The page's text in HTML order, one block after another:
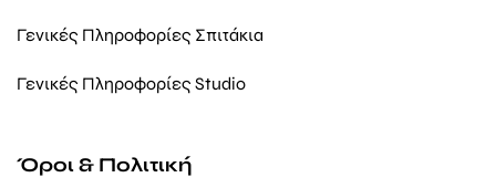
Γενικές Πληροφορίες Σπιτάκια
Γενικές Πληροφορίες Studio
Όροι & Πολιτική